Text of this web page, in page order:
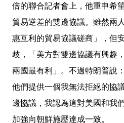
倍的聯合記者會上，他重申希
貿易逆差的雙邊協議。雖然兩
惠互利的貿易協議磋商」，但
歧，「美方對雙邊協議有興趣
兩國最有利」。不過特朗普說
他們提供一個我無法拒絕的協
邊協議，我認為這對美國和我
加強向朝鮮施壓達成一致。